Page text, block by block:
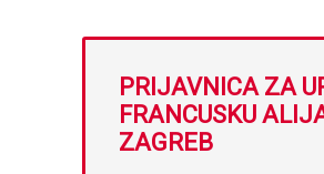
PRIJAVNICA ZA
FRANCUSKU
ZAGREB